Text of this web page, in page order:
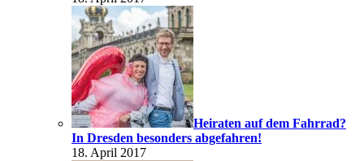
Heiraten auf dem Fahrrad?
In Dresden besonders abgefahren!
18. April 2017